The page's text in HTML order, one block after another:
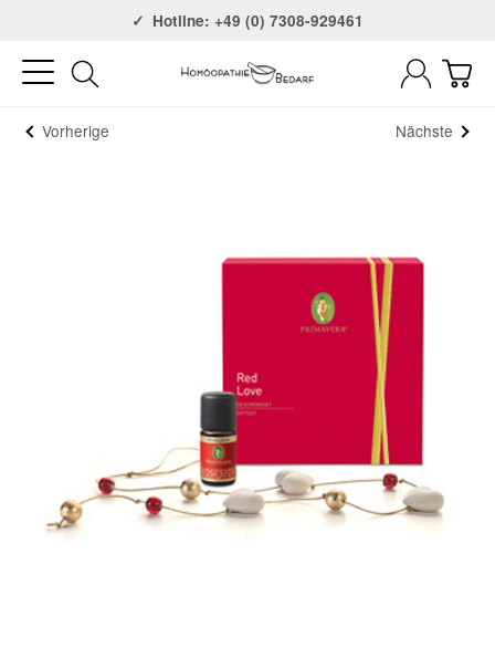
Versandkostenfrei ab 75€Hotline: +49 (0) 7308-929461
Vorherige Nächste